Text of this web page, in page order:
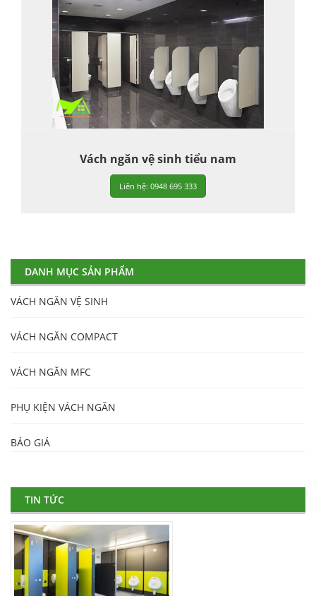
Vách ngăn vệ sinh tiểu nam
Liên hệ: 0948 695 333
DANH MỤC SẢN PHẨM
VÁCH NGĂN VỆ SINH
VÁCH NGĂN COMPACT
VÁCH NGĂN MFC
PHỤ KIỆN VÁCH NGĂN
BÁO GIÁ
TIN TỨC